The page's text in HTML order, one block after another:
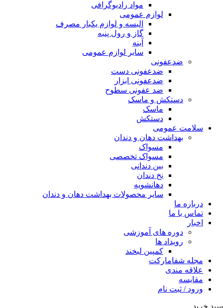
مواد رادیوگرافی
لوازم عمومی
البسه و لوازم یکبار مصرف
گاز و رول پنبه
آینه
سایر لوازم عمومی
ضدعفونی
ضدعفونی دست
ضدعفونی ابزار
ضد عفونی سطوح
دستکش و ماسک
ماسک
دستکش
سلامت عمومی
بهداشت دهان و دندان
مسواک
مسواک تخصصی
بین دندانی
نخ دندان
دهانشویه
سایر محصولات بهداشت دهان و دندان
درباره ما
تماس با ما
اخبار
دوره های آموزشی
رویداد ها
کمپین لبخند
مجله شفامارکت
علاقه مندی
مقایسه
ورود / ثبت نام
سبد خرید